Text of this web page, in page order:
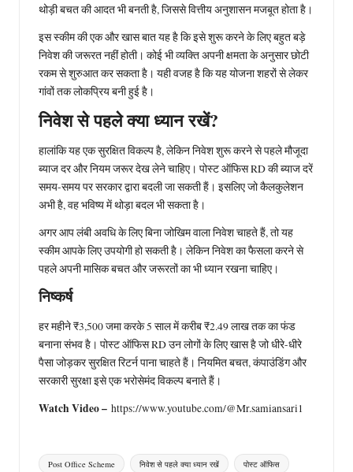
थोड़ी बचत की आदत भी बनती है, जिससे वित्तीय अनुशासन मजबूत होता है।
इस स्कीम की एक और खास बात यह है कि इसे शुरू करने के लिए बहुत बड़े
निवेश की जरूरत नहीं होती। कोई भी व्यक्ति अपनी क्षमता के अनुसार छोटी
रकम से शुरुआत कर सकता है। यही वजह है कि यह योजना शहरों से लेकर
गांवों तक लोकप्रिय बनी हुई है।
निवेश से पहले क्या ध्यान रखें?
हालांकि यह एक सुरक्षित विकल्प है, लेकिन निवेश शुरू करने से पहले मौजूदा
ब्याज दर और नियम जरूर देख लेने चाहिए। पोस्ट ऑफिस RD की ब्याज दरें
समय-समय पर सरकार द्वारा बदली जा सकती हैं। इसलिए जो कैलकुलेशन
अभी है, वह भविष्य में थोड़ा बदल भी सकता है।
अगर आप लंबी अवधि के लिए बिना जोखिम वाला निवेश चाहते हैं, तो यह
स्कीम आपके लिए उपयोगी हो सकती है। लेकिन निवेश का फैसला करने से
पहले अपनी मासिक बचत और जरूरतों का भी ध्यान रखना चाहिए।
निष्कर्ष
हर महीने ₹3,500 जमा करके 5 साल में करीब ₹2.49 लाख तक का फंड
बनाना संभव है। पोस्ट ऑफिस RD उन लोगों के लिए खास है जो धीरे-धीरे
पैसा जोड़कर सुरक्षित रिटर्न पाना चाहते हैं। नियमित बचत, कंपाउंडिंग और
सरकारी सुरक्षा इसे एक भरोसेमंद विकल्प बनाते हैं।
Watch Video – https://www.youtube.com/@Mr.samiansari1
Tags:
Post Office Scheme निवेश से पहले क्या ध्यान रखें पोस्ट ऑफिस